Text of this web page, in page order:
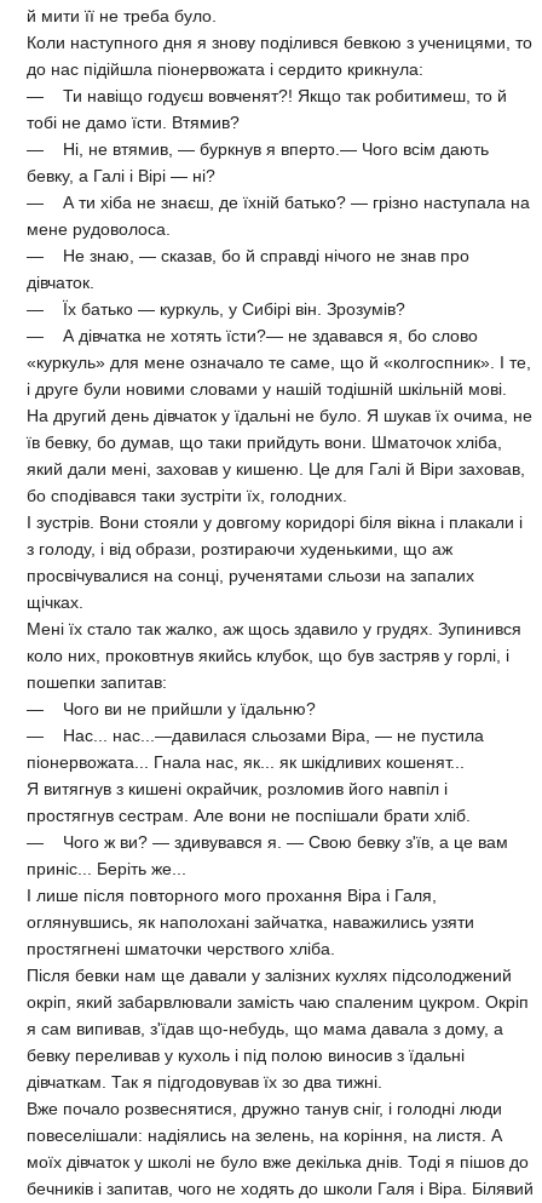
й мити її не треба було.
Коли наступного дня я знову поділився бевкою з ученицями, то
до нас підійшла піонервожата і сердито крикнула:
— Ти навіщо годуєш вовченят?! Якщо так робитимеш, то й
тобі не дамо їсти. Втямив?
— Ні, не втямив, — буркнув я вперто.— Чого всім дають
бевку, а Галі і Вірі — ні?
— А ти хіба не знаєш, де їхній батько? — грізно наступала на
мене рудоволоса.
— Не знаю, — сказав, бо й справді нічого не знав про
дівчаток.
— Їх батько — куркуль, у Сибірі він. Зрозумів?
— А дівчатка не хотять їсти?— не здавався я, бо слово
«куркуль» для мене означало те саме, що й «колгоспник». І те,
і друге були новими словами у нашій тодішній шкільній мові.
На другий день дівчаток у їдальні не було. Я шукав їх очима, не
їв бевку, бо думав, що таки прийдуть вони. Шматочок хліба,
який дали мені, заховав у кишеню. Це для Галі й Віри заховав,
бо сподівався таки зустріти їх, голодних.
І зустрів. Вони стояли у довгому коридорі біля вікна і плакали і
з голоду, і від образи, розтираючи худенькими, що аж
просвічувалися на сонці, рученятами сльози на запалих
щічках.
Мені їх стало так жалко, аж щось здавило у грудях. Зупинився
коло них, проковтнув якийсь клубок, що був застряв у горлі, і
пошепки запитав:
— Чого ви не прийшли у їдальню?
— Нас... нас...—давилася сльозами Віра, — не пустила
піонервожата... Гнала нас, як... як шкідливих кошенят...
Я витягнув з кишені окрайчик, розломив його навпіл і
простягнув сестрам. Але вони не поспішали брати хліб.
— Чого ж ви? — здивувався я. — Свою бевку з'їв, а це вам
приніс... Беріть же...
І лише після повторного мого прохання Віра і Галя,
оглянувшись, як наполохані зайчатка, наважились узяти
простягнені шматочки черствого хліба.
Після бевки нам ще давали у залізних кухлях підсолоджений
окріп, який забарвлювали замість чаю спаленим цукром. Окріп
я сам випивав, з'їдав що-небудь, що мама давала з дому, а
бевку переливав у кухоль і під полою виносив з їдальні
дівчаткам. Так я підгодовував їх зо два тижні.
Вже почало розвеснятися, дружно танув сніг, і голодні люди
повеселішали: надіялись на зелень, на коріння, на листя. А
моїх дівчаток у школі не було вже декілька днів. Тоді я пішов до
бечників і запитав, чого не ходять до школи Галя і Віра. Білявий